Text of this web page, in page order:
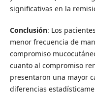
significativas en la
Conclusión: Los
menor frecuencia de
compromiso
cuanto al compromiso
presentaron una mayor
diferencias